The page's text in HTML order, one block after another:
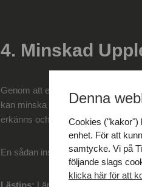
4. Minskad
Genom att erbjuda ett vilrum på
kan minska den upplevda
erkänns och uppmuntras.
En sådan inställning kan leda till
Lästips: Lär dig mer om
Denna
Cookies ("kakor")
enhet. För att
samtycke. Vi på
följande slags
klicka här för att